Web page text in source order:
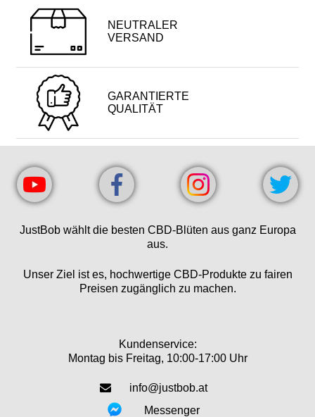
NEUTRALER
VERSAND
GARANTIERTE
QUALITÄT
JustBob wählt die besten CBD-Blüten aus ganz Europa
aus.
Unser Ziel ist es, hochwertige CBD-Produkte zu fairen
Preisen zugänglich zu machen.
Kundenservice:
Montag bis Freitag, 10:00-17:00 Uhr
info@justbob.at
Messenger